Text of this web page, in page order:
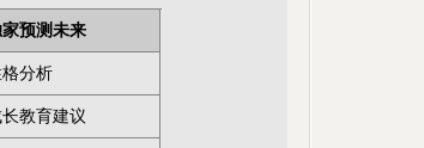
预测未来
分析
长教育建议